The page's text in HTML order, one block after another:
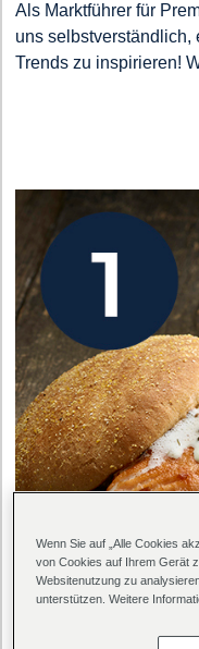
Als Marktführer für
uns selbstverständlich,
Trends zu inspirieren!
Wenn Sie auf „Alle Cookies
von Cookies auf Ihrem Gerät
Websitenutzung zu
unterstützen. Weitere